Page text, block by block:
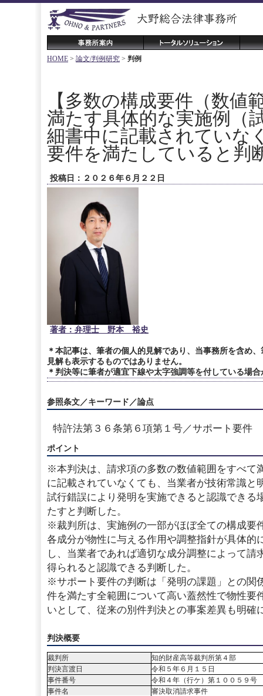
HOME > 論文/判例研究 > 判例
【多数の構成要件（数値
満たす具体的な実施例（
細書中に記載されていな
要件を満たしていると判
投稿日：２０２６年６月２２日
著者：弁理士 野本 裕史
＊本記事は、筆者の個人的見解であり、当事務所を含め
見解も表示するものではありません。
＊判決等に筆者が適宜下線や太字強調等を付している場
参照条文／キーワード／論点
特許法第３６条第６項第１号／サポート要件
ポイント
※本判決は、請求項の多数の数値範囲をすべて
に記載されていなくても、当業者が技術常識と
試行錯誤により発明を実施できると認識できる
たすと判断した。
※裁判所は、実施例の一部がほぼ全ての構成要
各成分が物性に与える作用や調整指針が具体的
し、当業者であれば適切な成分調整によって請
得られると認識できる判断した。
※サポート要件の判断は「発明の課題」との関
件を満たす全範囲について高い蓋然性で物性要
いとして、従来の別件判決との事案差異も明確
判決概要
裁判所
知的財産高等裁判所第４部
判決言渡日
令和５年６月１５日
事件番号
令和４年（行ケ）第１００５９号
事件名
審決取消請求事件